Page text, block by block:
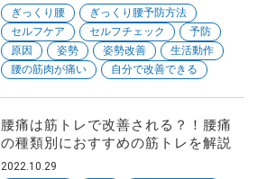
ぎっくり腰
ぎっくり腰予防方法
セルフケア
セルフチェック
予防
原因
姿勢 姿勢改善
生活動作
腰の筋肉が痛い
自分で改善できる
腰痛は筋トレで改善される？！腰痛
の種類別におすすめの筋トレを解説
2022.10.29